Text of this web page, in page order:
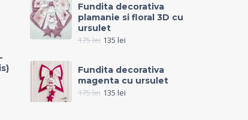
Fundita decorativa
plamanie si floral 3D cu
ursulet
175lei 135 lei
Fundita decorativa
magenta cu ursulet
175lei 135 lei